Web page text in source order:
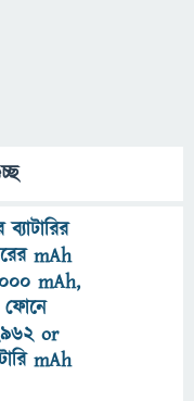
mAh
mAh,
ফোনে
or
mAh